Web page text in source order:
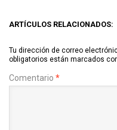
ARTÍCULOS RELACIONADOS:
Tu dirección de correo
obligatorios están marcados
Comentario *